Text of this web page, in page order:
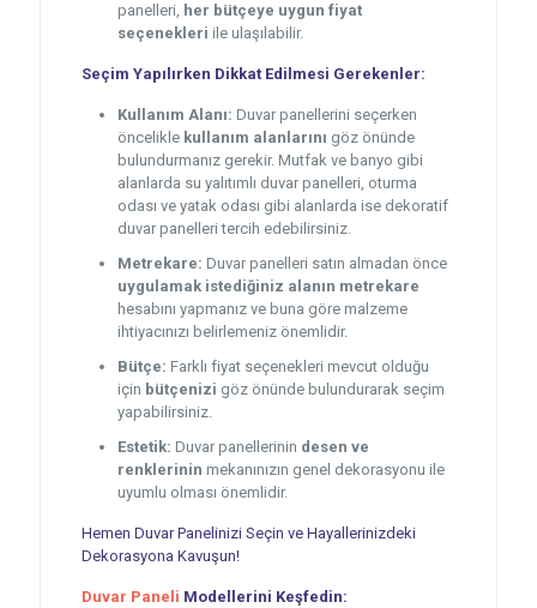
panelleri, her bütçeye uygun fiyat
seçenekleri ile ulaşılabilir.
Seçim Yapılırken Dikkat Edilmesi Gerekenler:
Kullanım Alanı: Duvar panellerini seçerken
öncelikle kullanım alanlarını göz önünde
bulundurmanız gerekir. Mutfak ve banyo gibi
alanlarda su yalıtımlı duvar panelleri, oturma
odası ve yatak odası gibi alanlarda ise dekoratif
duvar panelleri tercih edebilirsiniz.
Metrekare: Duvar panelleri satın almadan önce
uygulamak istediğiniz alanın metrekare
hesabını yapmanız ve buna göre malzeme
ihtiyacınızı belirlemeniz önemlidir.
Bütçe: Farklı fiyat seçenekleri mevcut olduğu
için bütçenizi göz önünde bulundurarak seçim
yapabilirsiniz.
Estetik: Duvar panellerinin desen ve
renklerinin mekanınızın genel dekorasyonu ile
uyumlu olması önemlidir.
Hemen Duvar Panelinizi Seçin ve Hayallerinizdeki
Dekorasyona Kavuşun!
Duvar Paneli Modellerini Keşfedin: